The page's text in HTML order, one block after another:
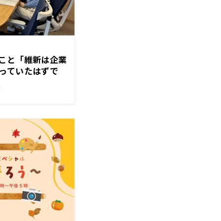
と「維新は企業
ていたはずで